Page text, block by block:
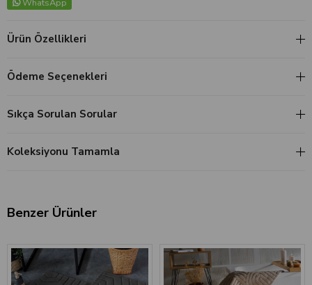
WhatsApp
Ürün Özellikleri
Ödeme Seçenekleri
Sıkça Sorulan Sorular
Koleksiyonu Tamamla
Benzer Ürünler